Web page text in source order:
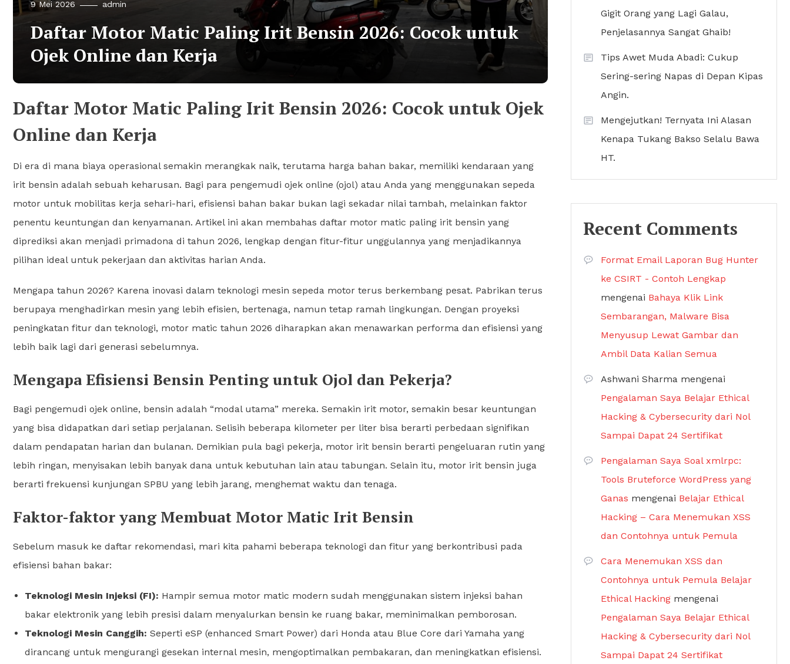
9 Mei 2026 admin
Daftar Motor Matic Paling Irit Bensin 2026: Cocok untuk
Ojek Online dan Kerja
Daftar Motor Matic Paling Irit Bensin 2026: Cocok untuk Ojek
Online dan Kerja
Di era di mana biaya operasional semakin merangkak naik, terutama harga bahan bakar, memiliki kendaraan yang
irit bensin adalah sebuah keharusan. Bagi para pengemudi ojek online (ojol) atau Anda yang menggunakan sepeda
motor untuk mobilitas kerja sehari-hari, efisiensi bahan bakar bukan lagi sekadar nilai tambah, melainkan faktor
penentu keuntungan dan kenyamanan. Artikel ini akan membahas daftar motor matic paling irit bensin yang
diprediksi akan menjadi primadona di tahun 2026, lengkap dengan fitur-fitur unggulannya yang menjadikannya
pilihan ideal untuk pekerjaan dan aktivitas harian Anda.
Mengapa tahun 2026? Karena inovasi dalam teknologi mesin sepeda motor terus berkembang pesat. Pabrikan terus
berupaya menghadirkan mesin yang lebih efisien, bertenaga, namun tetap ramah lingkungan. Dengan proyeksi
peningkatan fitur dan teknologi, motor matic tahun 2026 diharapkan akan menawarkan performa dan efisiensi yang
lebih baik lagi dari generasi sebelumnya.
Mengapa Efisiensi Bensin Penting untuk Ojol dan Pekerja?
Bagi pengemudi ojek online, bensin adalah “modal utama” mereka. Semakin irit motor, semakin besar keuntungan
yang bisa didapatkan dari setiap perjalanan. Selisih beberapa kilometer per liter bisa berarti perbedaan signifikan
dalam pendapatan harian dan bulanan. Demikian pula bagi pekerja, motor irit bensin berarti pengeluaran rutin yang
lebih ringan, menyisakan lebih banyak dana untuk kebutuhan lain atau tabungan. Selain itu, motor irit bensin juga
berarti frekuensi kunjungan SPBU yang lebih jarang, menghemat waktu dan tenaga.
Faktor-faktor yang Membuat Motor Matic Irit Bensin
Sebelum masuk ke daftar rekomendasi, mari kita pahami beberapa teknologi dan fitur yang berkontribusi pada
efisiensi bahan bakar:
Teknologi Mesin Injeksi (FI): Hampir semua motor matic modern sudah menggunakan sistem injeksi bahan
bakar elektronik yang lebih presisi dalam menyalurkan bensin ke ruang bakar, meminimalkan pemborosan.
Teknologi Mesin Canggih: Seperti eSP (enhanced Smart Power) dari Honda atau Blue Core dari Yamaha yang
dirancang untuk mengurangi gesekan internal mesin, mengoptimalkan pembakaran, dan meningkatkan efisiensi.
Gigit Orang yang Lagi Galau,
Penjelasannya Sangat Ghaib!
Tips Awet Muda Abadi: Cukup
Sering-sering Napas di Depan Kipas
Angin.
Mengejutkan! Ternyata Ini Alasan
Kenapa Tukang Bakso Selalu Bawa
HT.
Recent Comments
Format Email Laporan Bug Hunter
ke CSIRT - Contoh Lengkap
mengenai Bahaya Klik Link
Sembarangan, Malware Bisa
Menyusup Lewat Gambar dan
Ambil Data Kalian Semua
Ashwani Sharma mengenai
Pengalaman Saya Belajar Ethical
Hacking & Cybersecurity dari Nol
Sampai Dapat 24 Sertifikat
Pengalaman Saya Soal xmlrpc:
Tools Bruteforce WordPress yang
Ganas mengenai Belajar Ethical
Hacking – Cara Menemukan XSS
dan Contohnya untuk Pemula
Cara Menemukan XSS dan
Contohnya untuk Pemula Belajar
Ethical Hacking mengenai
Pengalaman Saya Belajar Ethical
Hacking & Cybersecurity dari Nol
Sampai Dapat 24 Sertifikat